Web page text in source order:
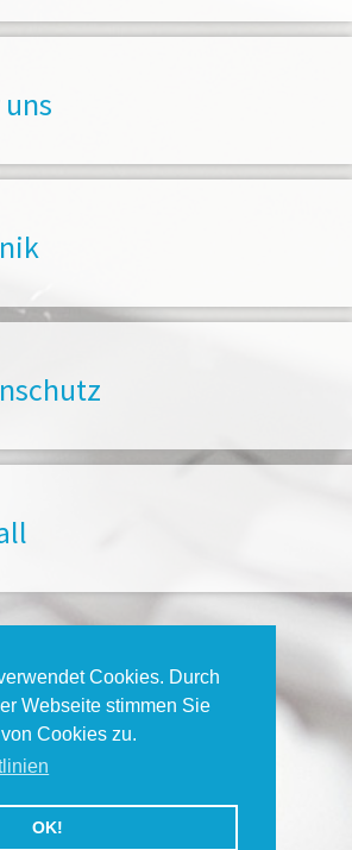
Cookies. Durch
Webseite stimmen Sie
Cookies zu.
OK!